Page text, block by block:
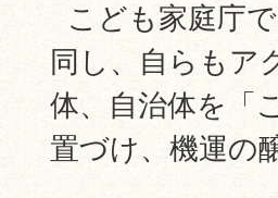
こども家庭庁
同し、自らもア
体、自治体を「
置づけ、機運の